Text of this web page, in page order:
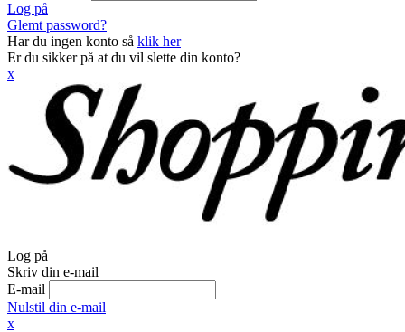
Log på
Glemt password?
Har du ingen konto så klik her
Er du sikker på at du vil slette din konto?
x
Log på
Skriv din e-mail
E-mail
Nulstil din e-mail
x